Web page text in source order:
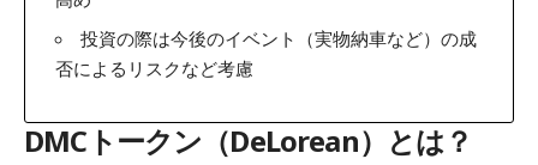
投資の際は今後のイベント（実物納車など）の成
否によるリスクなど考慮
DMCトークン（DeLorean）とは？